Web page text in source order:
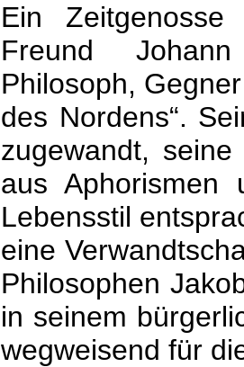
Ein
Freund
Philosoph,
des Nordens“.
zugewandt,
aus Aphorismen
Lebensstil
eine
Philosophen
in seinem
wegweisend für